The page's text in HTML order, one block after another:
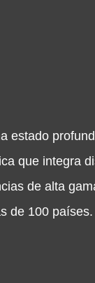
estado
que integra
de alta
de 100 países.